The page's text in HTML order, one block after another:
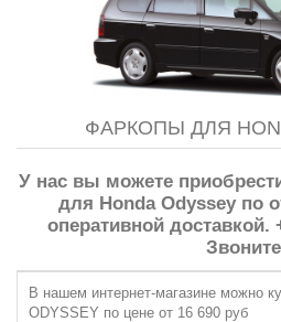
ФАРКОПЫ ДЛЯ
У нас вы можете
для Honda Odyssey по
оперативной доставкой.
В нашем интернет-магазине можно
ODYSSEY по цене от 16 690 руб